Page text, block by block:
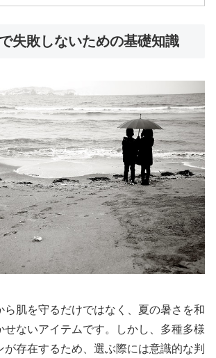
失敗しないための基礎知識
ら肌を守るだけではなく、夏の暑さを和
せないアイテムです。しかし、多種多様
が存在するため、選ぶ際には意識的な判